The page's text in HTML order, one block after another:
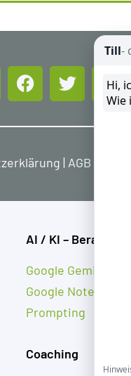
| AGB
AI / KI – Beratung
Google Gemini
Google NotebookLM
Prompting
Coaching